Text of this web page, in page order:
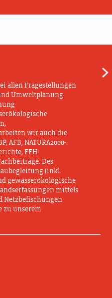
allen Fragestellungen
Umweltplanung.
wir auch die
AFB, NATURA2000-
FFH-
Des
(inkl.
gewässerökologische
mittels
Netzbefischungen
zu unserem